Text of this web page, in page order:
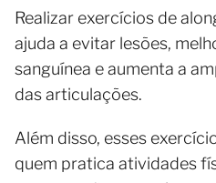
Realizar exercícios de
ajuda a evitar lesões,
sanguínea e aumenta a
das articulações.
Além disso, esses
quem pratica atividades